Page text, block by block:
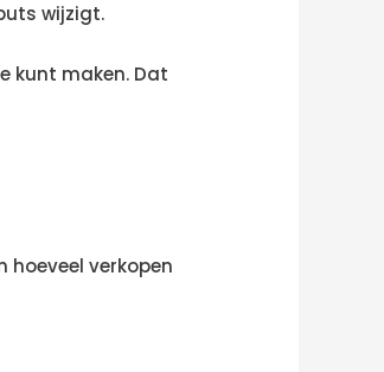
wijzigt.
kunt maken. Dat
verkopen